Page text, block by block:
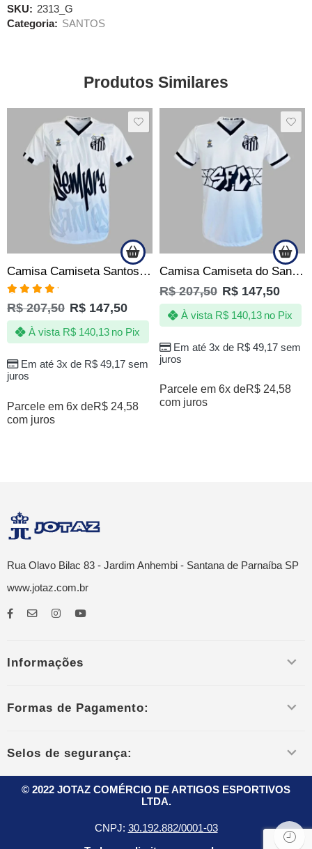
SKU: 2313_G
Categoria: SANTOS
Produtos Similares
Camisa Camiseta Santos Sempre Santos – Eterno 10 – Oficial
Avaliação
5.00de 5
R$207,50 R$ 147,50
Em até 3x de R$49,17sem
juros
À vista R$140,13 no Pix
Parcele em 6x deR$ 24,58
com juros
Camisa Camiseta do Santos – O Revide – Produto Oficial
R$207,50 R$ 147,50
Em até 3x de R$49,17sem
juros
À vista R$140,13 no Pix
Parcele em 6x deR$ 24,58
com juros
Rua Olavo Bilac 83 - Jardim Anhembi - Santana de Parnaíba SP
www.jotaz.com.br
Informações
Formas de Pagamento:
Selos de segurança:
© 2022 JOTAZ COMÉRCIO DE ARTIGOS ESPORTIVOS
LTDA.
CNPJ: 30.192.882/0001-03